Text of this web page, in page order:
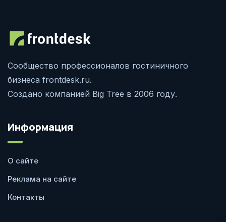
Сообщество профессионалов гостиничного
бизнеса frontdesk.ru.
Создано компанией Big Tree в 2006 году.
Информация
О сайте
Реклама на сайте
Контакты